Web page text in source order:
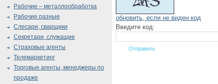
обновить, если не виден код
Введите код:
Рабочие – металлообработка
Рабочие разные
Слесари, сварщики
Секретари, служащие
Страховые агенты
Телемаркетинг
Торговые агенты, менеджеры по
продаже